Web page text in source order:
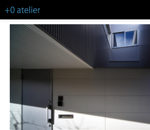
TOP
WORKS
CONTACT